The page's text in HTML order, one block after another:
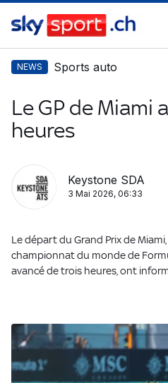
NEWS Sports auto
Le GP de Miami
heures
Keystone SDA
3 Mai 2026, 06:33
Le départ du Grand Prix de
championnat du monde de
avancé de trois heures, ont